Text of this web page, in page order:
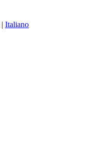
| Italiano